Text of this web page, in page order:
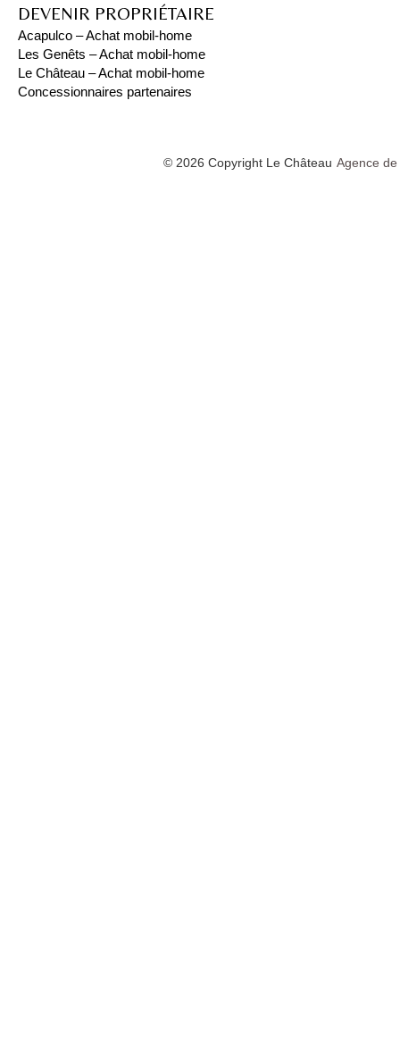
DEVENIR PROPRIÉTAIRE
Acapulco – Achat mobil-home
Les Genêts – Achat mobil-home
Le Château – Achat mobil-home
Concessionnaires partenaires
© 2026 Copyright Le Château Agence